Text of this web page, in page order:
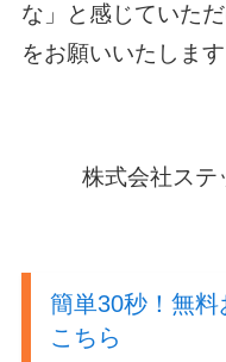
な」と感じていた
をお願いいたします
株式会社ス
簡単30秒！無
こちら